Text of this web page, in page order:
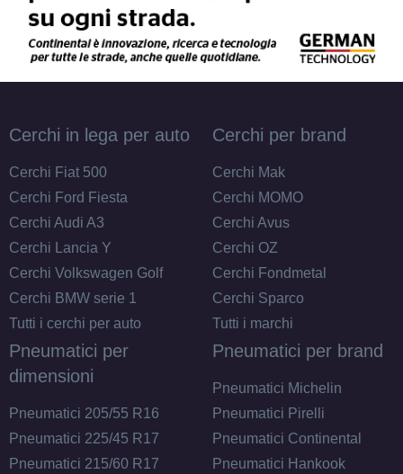
Cerchi in lega per auto
Cerchi Fiat 500
Cerchi Ford Fiesta
Cerchi Audi A3
Cerchi Lancia Y
Cerchi Volkswagen Golf
Cerchi BMW serie 1
Tutti i cerchi per auto
Cerchi per brand
Cerchi Mak
Cerchi MOMO
Cerchi Avus
Cerchi OZ
Cerchi Fondmetal
Cerchi Sparco
Tutti i marchi
Pneumatici per
dimensioni
Pneumatici 205/55 R16
Pneumatici 225/45 R17
Pneumatici 215/60 R17
Pneumatici per brand
Pneumatici Michelin
Pneumatici Pirelli
Pneumatici Continental
Pneumatici Hankook